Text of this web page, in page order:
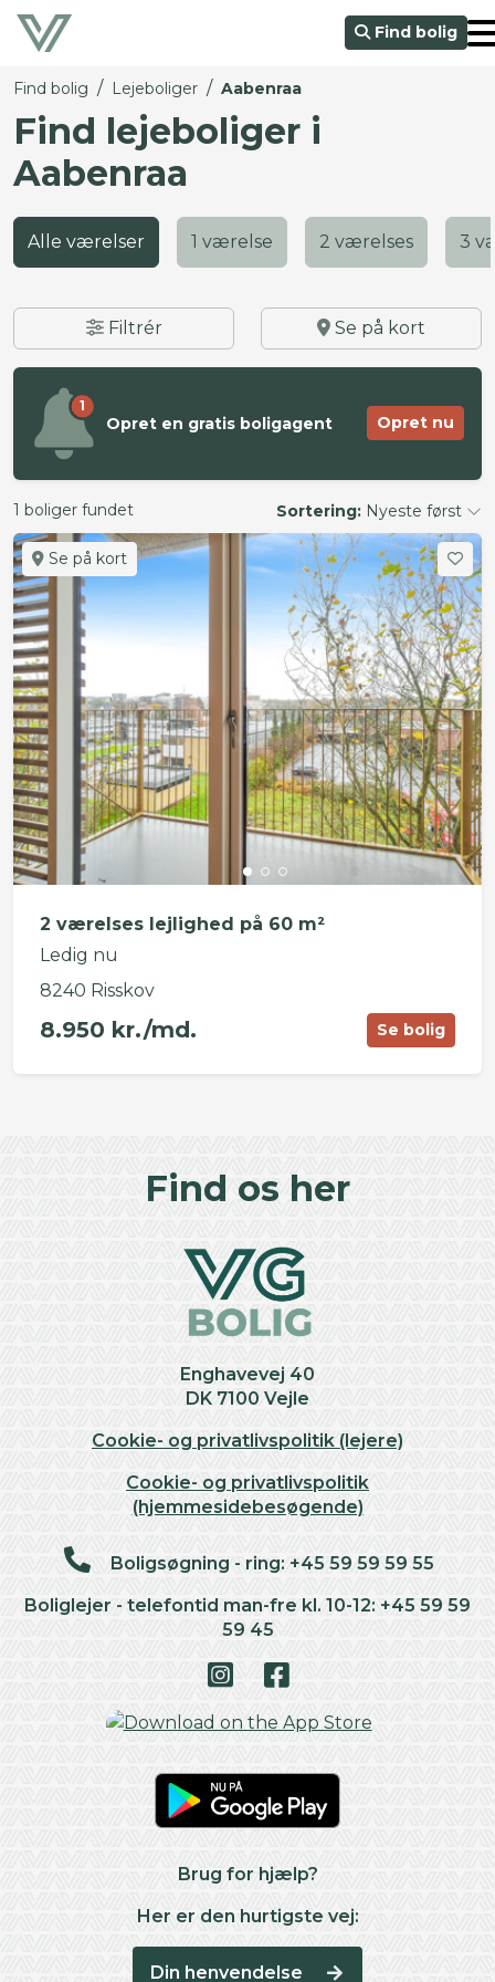
Find bolig
Find bolig / Lejeboliger / Aabenraa
Find lejeboliger i
Aabenraa
Alle værelser 1 værelse 2 værelses 3
Filtrér Se på kort
1
Opret en gratis boligagent Opret nu
1 boliger fundet Sortering: Nyeste først
Se på kort
2 værelses lejlighed på 60 m²
Ledig nu
8240 Risskov
8.950 kr./md. Se bolig
Find os her
Enghavevej 40
DK 7100 Vejle
Cookie- og privatlivspolitik (lejere)
Cookie- og privatlivspolitik
(hjemmesidebesøgende)
Boligsøgning - ring: +45 59 59 59 55
Boliglejer - telefontid man-fre kl. 10-12: +45 59 59
59 45
Brug for hjælp?
Her er den hurtigste vej:
Din henvendelse